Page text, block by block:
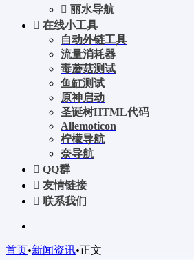
丽水导航
在线小工具
自动外链工具
流量消耗器
毒蘑菇测试
鱼缸测试
原神启动
圣诞树HTML代码
Allemoticon
柠檬导航
奈导航
QQ群
友情链接
联系我们
首页•新闻资讯•正文